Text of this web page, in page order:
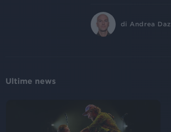
di Andrea Daz
Ultime news